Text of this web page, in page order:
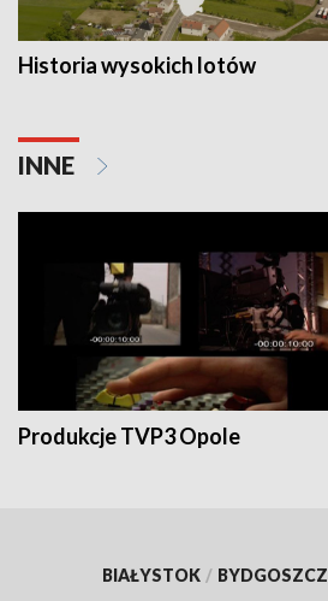
Historia wysokich lotów
INNE
Produkcje TVP3 Opole
BIAŁYSTOK / BYDGOSZCZ